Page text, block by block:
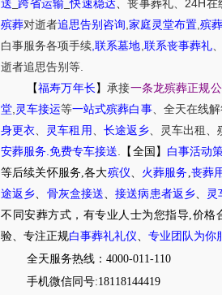
送 _跨省运输 _快速稳达 、丧事葬礼 24H在
殡葬对逝者追思告别咨询 家庭灵堂布置 殡
白事服务各项手续 ,联系墓地 联系丧事葬礼、
逝者追思告别等
【福寿万年长 】承接一条龙殡葬正规公
堂 灵车接运等一站式殡葬白事、 全天在线
身更衣
灵车租用 长途返乡 灵车出租 、
安葬服务 .免费专车接送 【全国】 白事活动
等后续关怀服务,各大殡仪 火葬服务 丧葬
途返乡
骨灰盒接送 、接送病患者返乡 灵
不同安葬方式，有专业人士为您指导,价
验、专注正规白事葬礼礼仪 专业团队为你
全天服务热线：4000-011-110
手机微信同号:18118144419